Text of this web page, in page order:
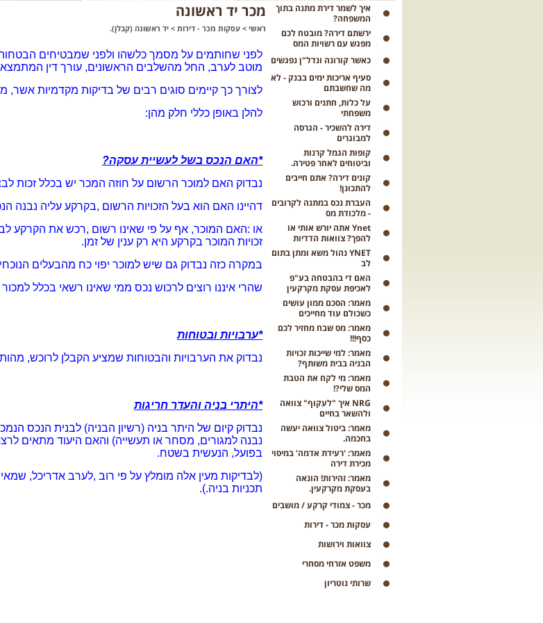
מכר יד ראשונה
ראשי > עסקות מכר - דירות > יד ראשונה (קבלן).
לפני שחותמים על מסמך כלשהו ולפני שמבטיחים
מוטב לערב, החל מהשלבים הראשונים, עורך דין
לצורך כך קיימים סוגים רבים של בדיקות מקדמיות אשר,
להלן באופן כללי חלק מהן:
*האם הנכס בשל לעשיית עסקה?
נבדוק האם למוכר הרשום על חוזה המכר יש בכלל זכות
דהיינו האם הוא בעל הזכויות הרשום ,בקרקע עליה נבנה
או :האם המוכר, אף על פי שאינו רשום ,רכש את הקרקע
זכויות המוכר בקרקע היא רק ענין של זמן.
במקרה כזה נבדוק גם שיש למוכר יפוי כח מהבעלים
שהרי איננו רוצים לרכוש נכס ממי שאינו רשאי בכלל למכור
*ערבויות ובטוחות
נבדוק את הערבויות והבטוחות שמציע הקבלן לרוכש,
*היתרי בניה והעדר חריגות
נבדוק קיום של היתר בניה (רשיון הבניה) לבנית הנכס
נבנה למגורים, מסחר או תעשייה) והאם היעוד מתאים
בפועל, הנעשית בשטח.
(לבדיקות מעין אלה מומלץ על פי רוב ,לערב אדריכל,
תכניות בניה.).
איך לשמר דירת מתנה בתוך
המשפחה?
ירשתם דירה? מובטח לכם
מפגש עם רשויות המס
כאשר קורונה ונדל"ן נפגשים
סעיף אריכות ימים בבנק - לא
מה שחשבתם
על כלות, חתנים ורכוש
משפחתי
דירה להשכיר - הגרסה
למבוגרים
קופות הגמל קרנות
וביטוחים לאחר פטירה.
קונים דירה? אתם חייבים
להתכונן!
העברת נכס במתנה לקרובים
- מלכודת מס
Ynet אתה יורש אותי או
להפך? צוואות הדדיות
YNET נהול משא ומתן בתום
לב
האם די בהבטחה בע"פ
לאכיפת עסקת מקרקעין
מאמר: הסכם ממון עושים
כשכולם עוד מחייכים
מאמר: מס שבח מחזיר לכם
כסף!!!
מאמר: למי שייכות זכויות
הבניה בבית משותף?
מאמר: מי לקח את הטבת
המס שלי?!
NRG איך "לעקוף" צוואה
ולהשאר בחיים
מאמר: ביטול צוואה יעשה
בחכמה.
מאמר: 'רעידת אדמה' במיסוי
מכירת דירה
מאמר: זהירות! הונאה
בעסקת מקרקעין.
מכר - צמודי קרקע / מושבים
עסקות מכר - דירות
צוואות וירושות
משפט אזרחי מסחרי
שרותי נוטריון